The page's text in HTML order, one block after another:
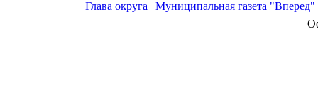
Глава округа Муниципальная газета "Вперед"